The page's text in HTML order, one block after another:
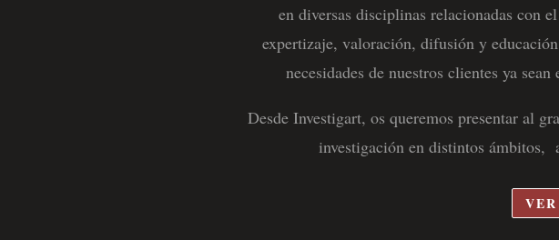
en diversas disciplinas relacionadas con
expertizaje, valoración, difusión y
necesidades de nuestros clientes ya
Desde Investigart, os queremos presentar al
investigación en distintos ámbitos,